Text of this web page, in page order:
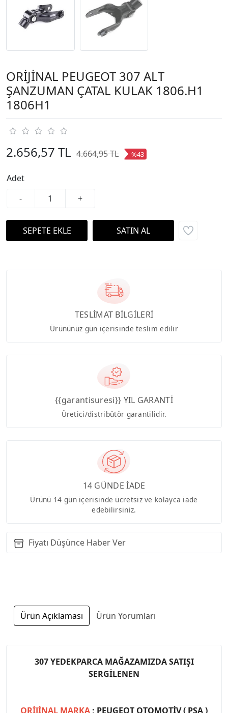
ORİJİNAL PEUGEOT 307 ALT
ŞANZUMAN ÇATAL KULAK 1806.H1
1806H1
2.656,57 TL 4.664,95 TL %43
Adet
-
+
TESLİMAT BİLGİLERİ
Ürününüz gün içerisinde teslim edilir
{{garantisuresi}} YIL GARANTİ
Üretici/distribütör garantilidir.
14 GÜNDE İADE
Ürünü 14 gün içerisinde ücretsiz ve kolayca iade
edebilirsiniz.
Fiyatı Düşünce Haber Ver
Ürün Açıklaması Ürün Yorumları
307 YEDEKPARCA MAĞAZAMIZDA SATIŞI
SERGİLENEN
ORİJİNAL MARKA ; PEUGEOT OTOMOTİV ( PSA )